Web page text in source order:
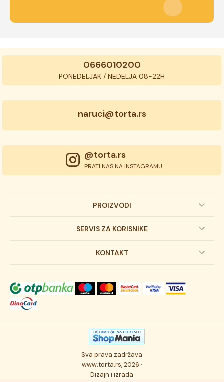
0666010200
PONEDELJAK / NEDELJA 08-22H
naruci@torta.rs
@torta.rs
PRATI NAS NA INSTAGRAMU
PROIZVODI
Dečije torte
Svadbene torte
Torta klasici
Osmisli tortu
Ukusi torti
SERVIS ZA KORISNIKE
Prijava na newsletter
Dostava robe
Autorska prava
Politika privatnosti
Najčešće postavljana pitanja
KONTAKT
Novosti
Posao
Kontakt
Sva prava zadržava
www.torta.rs, 2026 ·
Dizajn i izrada